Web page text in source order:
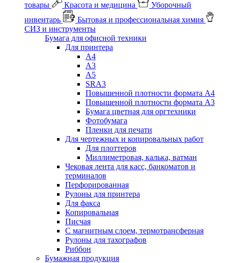
товары
Красота и медицина
Уборочный
инвентарь
Бытовая и профессиональная химия
СИЗ и инструменты
Бумага для офисной техники
Для принтера
А4
А3
А5
SRA3
Повышенной плотности формата А4
Повышенной плотности формата А3
Бумага цветная для оргтехники
Фотобумага
Пленки для печати
Для чертежных и копировальных работ
Для плоттеров
Миллиметровая, калька, ватман
Чековая лента для касс, банкоматов и
терминалов
Перфорированная
Рулоны для принтера
Для факса
Копировальная
Писчая
С магнитным слоем, термотрансферная
Рулоны для тахографов
Риббон
Бумажная продукция